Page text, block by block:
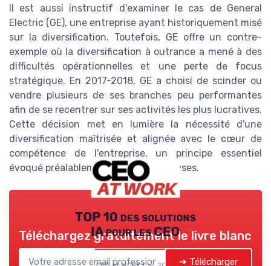
Il est aussi instructif d'examiner le cas de General
Electric (GE), une entreprise ayant historiquement misé
sur la diversification. Toutefois, GE offre un contre-
exemple où la diversification à outrance a mené à des
difficultés opérationnelles et une perte de focus
stratégique. En 2017-2018, GE a choisi de scinder ou
vendre plusieurs de ses branches peu performantes
afin de se recentrer sur ses activités les plus lucratives.
Cette décision met en lumière la nécessité d'une
diversification maîtrisée et alignée avec le cœur de
compétence de l'entreprise, un principe essentiel
évoqué préalablement dans nos analyses.
TOP 10 des solutions
IA pour les CEO
Téléchargez gratuitement le livre blanc
➔ Télécharger